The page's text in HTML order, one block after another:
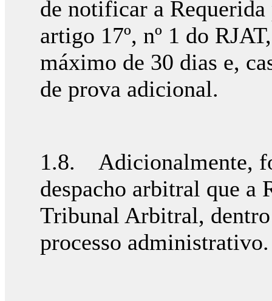
de notificar a
artigo 17º, nº 1 do
máximo de 30 dias e,
de prova adicional.
1.8. Adicionalmente,
despacho arbitral que a
Tribunal Arbitral, dentro
processo administrativo.